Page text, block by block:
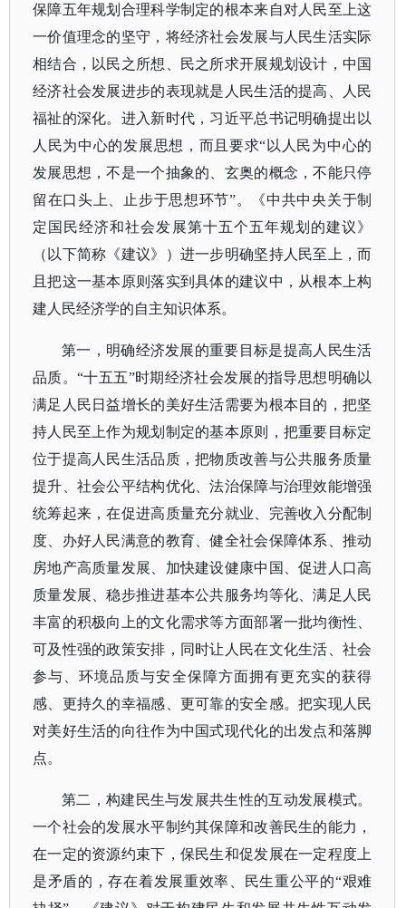
保障五年规划合理科学制定的根本来自对人民至上这
一价值理念的坚守，将经济社会发展与人民生活实际
相结合，以民之所想、民之所求开展规划设计，中国
经济社会发展进步的表现就是人民生活的提高、人民
福祉的深化。进入新时代，习近平总书记明确提出以
人民为中心的发展思想，而且要求“以人民为中心的
发展思想，不是一个抽象的、玄奥的概念，不能只停
留在口头上、止步于思想环节”。《中共中央关于制
定国民经济和社会发展第十五个五年规划的建议》
（以下简称《建议》）进一步明确坚持人民至上，而
且把这一基本原则落实到具体的建议中，从根本上构
建人民经济学的自主知识体系。
第一，明确经济发展的重要目标是提高人民生活
品质。“十五五”时期经济社会发展的指导思想明确以
满足人民日益增长的美好生活需要为根本目的，把坚
持人民至上作为规划制定的基本原则，把重要目标定
位于提高人民生活品质，把物质改善与公共服务质量
提升、社会公平结构优化、法治保障与治理效能增强
统筹起来，在促进高质量充分就业、完善收入分配制
度、办好人民满意的教育、健全社会保障体系、推动
房地产高质量发展、加快建设健康中国、促进人口高
质量发展、稳步推进基本公共服务均等化、满足人民
丰富的积极向上的文化需求等方面部署一批均衡性、
可及性强的政策安排，同时让人民在文化生活、社会
参与、环境品质与安全保障方面拥有更充实的获得
感、更持久的幸福感、更可靠的安全感。把实现人民
对美好生活的向往作为中国式现代化的出发点和落脚
点。
第二，构建民生与发展共生性的互动发展模式。
一个社会的发展水平制约其保障和改善民生的能力，
在一定的资源约束下，保民生和促发展在一定程度上
是矛盾的，存在着发展重效率、民生重公平的“艰难